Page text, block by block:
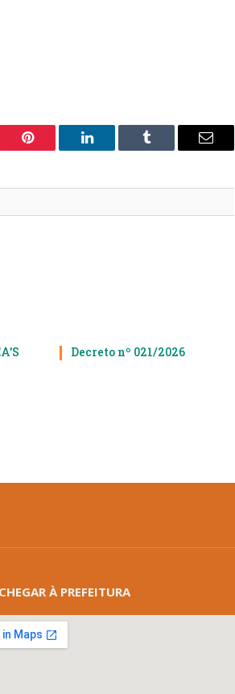
Pinterest LinkedIn Tumblr
E-
Decreto nº 021/2026
À PREFEITURA